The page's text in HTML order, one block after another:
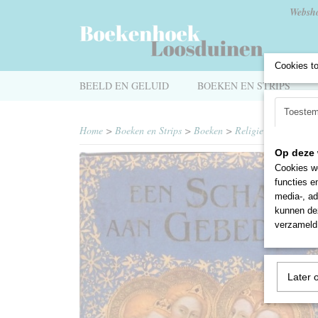
BEELD EN GELUID BOEKEN EN STRIPS
Home > Boeken en Strips > Boeken > Religie >
Cookies
Op
Cookies
functies
media-,
kunnen
Later